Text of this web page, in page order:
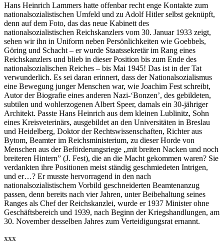
Hans Heinrich Lammers hatte offenbar recht enge Kontakte zum
nationalsozialistischen Umfeld und zu Adolf Hitler selbst geknüpft,
denn auf dem Foto, das das neue Kabinett des
nationalsozialistischen Reichskanzlers vom 30. Januar 1933 zeigt,
sehen wir ihn in Uniform neben Persönlichkeiten wie Goebbels,
Göring und Schacht – er wurde Staatssekretär im Rang eines
Reichskanzlers und blieb in dieser Position bis zum Ende des
nationalsozialischen Reiches – bis Mai 1945! Das ist in der Tat
verwunderlich. Es sei daran erinnert, dass der Nationalsozialismus
eine Bewegung junger Menschen war, wie Joachim Fest schreibt,
Autor der Biografie eines anderen Nazi-‘Bonzen’, des gebildeten,
subtilen und wohlerzogenen Albert Speer, damals ein 30-jähriger
Architekt. Passte Hans Heinrich aus dem kleinen Lublinitz, Sohn
eines Kreisveterinärs, ausgebildet an den Universitäten in Breslau
und Heidelberg, Doktor der Rechtswissenschaften, Richter aus
Bytom, Beamter im Reichsministerium, zu dieser Horde von
Menschen aus der Beförderungsriege „mit breiten Nacken und noch
breiteren Hintern” (J. Fest), die an die Macht gekommen waren? Sie
verdankten ihre Positionen meist ständig geschmiedeten Intrigen,
und er…? Er musste hervorragend in den nach
nationalsozialistischem Vorbild geschneiderten Beamtenanzug
passen, denn bereits nach vier Jahren, unter Beibehaltung seines
Ranges als Chef der Reichskanzlei, wurde er 1937 Minister ohne
Geschäftsbereich und 1939, nach Beginn der Kriegshandlungen, am
30. November desselben Jahres zum Verteidigungsrat ernannt.
xxx